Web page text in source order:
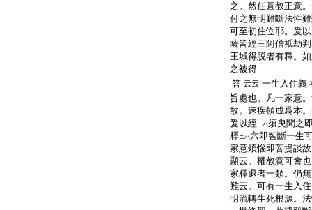
之。然任圓教正意
付之無明難斷法性
可至初住位耶。爰
薩皆經三阿僧祇劫
王城得脱者有釋。
之被得
答 云云 一生入住義
旨處也。凡一家意
故。速疾頓成爲本
爰以經ニハ須臾聞之
釋ニハ六即智斷一生
家意煩惱即菩提談
顯云。權教意可會
家釋退者一類。仍
難云。可有一生入
明流轉生死根源。